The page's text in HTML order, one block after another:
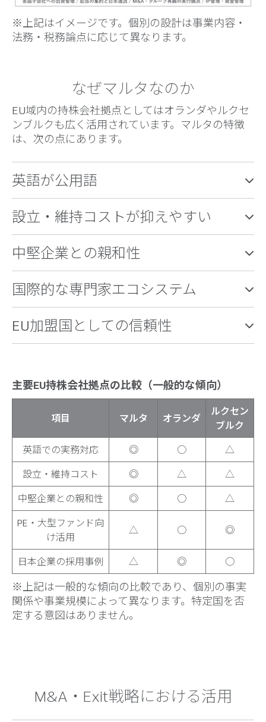
※上記はイメージです。個別の設計は事業内容・
法務・税務論点に応じて異なります。
なぜマルタなのか
EU域内の持株会社拠点としてはオランダやルクセ
ンブルクも広く活用されています。マルタの特徴
は、次の点にあります。
英語が公用語
設立・維持コストが抑えやすい
中堅企業との親和性
国際的な専門家エコシステム
EU加盟国としての信頼性
主要EU持株会社拠点の比較（一般的な傾向）
項目 マルタ オランダ
ルクセン
ブルク
英語での実務対応 ◎ ○ △
設立・維持コスト ◎ △ △
中堅企業との親和性 ◎ ○ △
PE・大型ファンド向
け活用
△ ○ ◎
日本企業の採用事例 △ ◎ ○
※上記は一般的な傾向の比較であり、個別の事実
関係や事業規模によって異なります。特定国を否
定する意図はありません。
M&A・Exit戦略における活用